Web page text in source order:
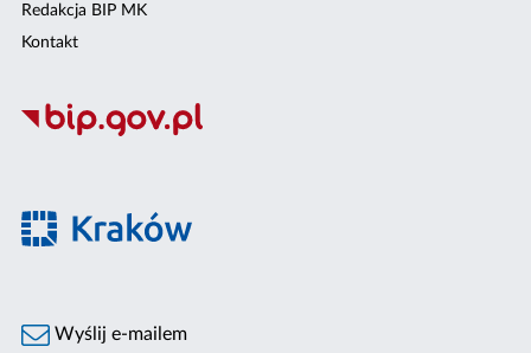
Redakcja BIP MK
Kontakt
Wyślij e-mailem